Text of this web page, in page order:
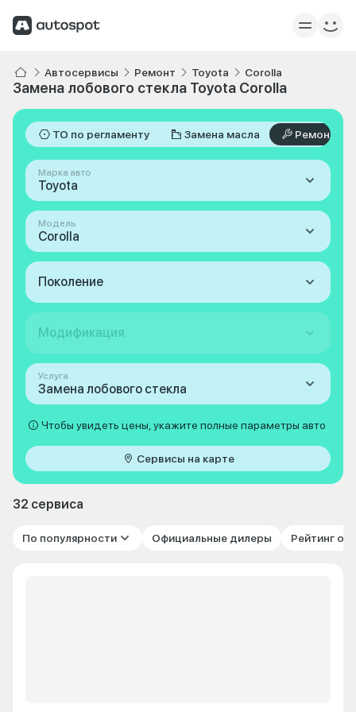
Автосервисы Ремонт Toyota Corolla
Замена лобового стекла Toyota Corolla
ТО по регламенту Замена масла Ремонт
Марка авто
Toyota
Модель
Corolla
Поколение
Модификация
Услуга
Замена лобового стекла
Чтобы увидеть цены, укажите полные параметры авто
Сервисы на карте
32 сервиса
По популярности Официальные дилеры Рейтинг